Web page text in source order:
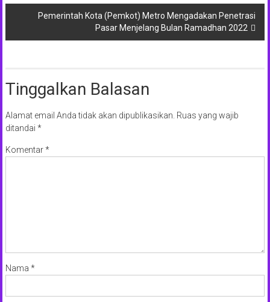
Pemerintah Kota (Pemkot) Metro Mengadakan Penetrasi
Pasar Menjelang Bulan Ramadhan 2022
Tinggalkan Balasan
Alamat email Anda tidak akan dipublikasikan. Ruas yang wajib
ditandai *
Komentar*
Nama *